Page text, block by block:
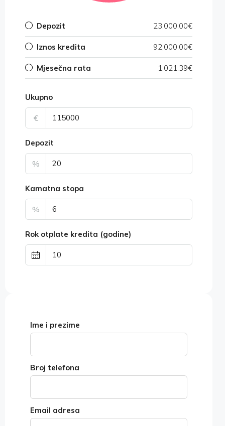
Depozit 23,000.00€
Iznos kredita 92,000.00€
Mjesečna rata 1,021.39€
Ukupno
€
Depozit
%
Kamatna stopa
%
Rok otplate kredita (godine)
Ime i prezime
Broj telefona
Email adresa